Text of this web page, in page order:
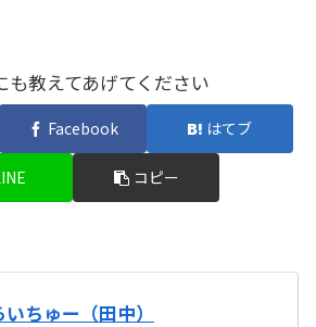
も教えてあげてください
Facebook はてブ
コピー
いちゅー（田中）